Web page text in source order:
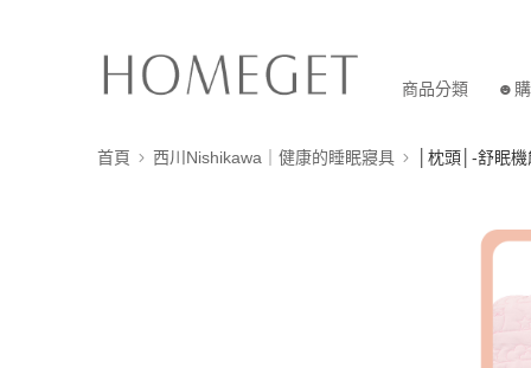
商品分類 ☻
首頁 西川Nishikawa｜健康的睡眠寢具 │枕頭│-舒眠